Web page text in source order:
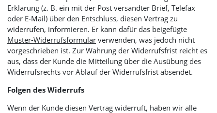
Erklärung (z. B. ein mit der Post versandter Brief, Telefax
oder E-Mail) über den Entschluss, diesen Vertrag zu
widerrufen, informieren. Er kann dafür das beigefügte
Muster-Widerrufsformular verwenden, was jedoch nicht
vorgeschrieben ist. Zur Wahrung der Widerrufsfrist reicht es
aus, dass der Kunde die Mitteilung über die Ausübung des
Widerrufsrechts vor Ablauf der Widerrufsfrist absendet.
Folgen des Widerrufs
Wenn der Kunde diesen Vertrag widerruft, haben wir alle